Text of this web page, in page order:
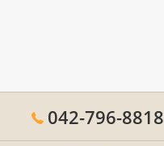
042-796-8818